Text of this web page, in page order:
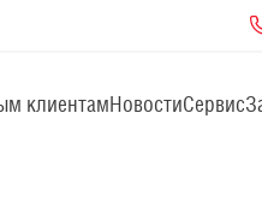
клиентамНовостиСервис